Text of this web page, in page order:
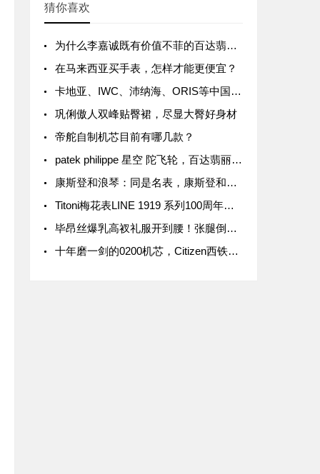
猜你喜欢
为什么李嘉诚既有价值不菲的百达翡丽，也戴几千块钱的电子表？
在马来西亚买手表，怎样才能更便宜？
卡地亚、IWC、沛纳海、ORIS等中国涨价，最高涨幅15%
巩俐傲人双峰贴臀裙，尽显大臀好身材
帝舵自制机芯目前有哪几款？
patek philippe 星空 陀飞轮，百达翡丽6002G天文陀飞轮
康斯登和浪琴：同是名表，康斯登和浪琴究竟有何区别？
Titoni梅花表LINE 1919 系列100周年纪念款价格介绍
毕昂丝爆乳高衩礼服开到腰！张腿倒出巨胸、三角洲网暴动
十年磨一剑的0200机芯，Citizen西铁城发布全新高级腕表